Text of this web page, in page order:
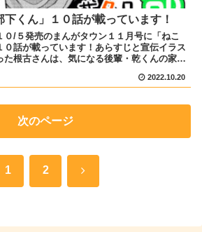
下くん」１０話が載っています！
０/５発売のまんがタウン１１月号に「ねこ
０話が載っています！あらすじと宣伝イラス
た根古さんは、気になる後輩・乾くんの家に
2022.10.20
次のページ
1 2 次